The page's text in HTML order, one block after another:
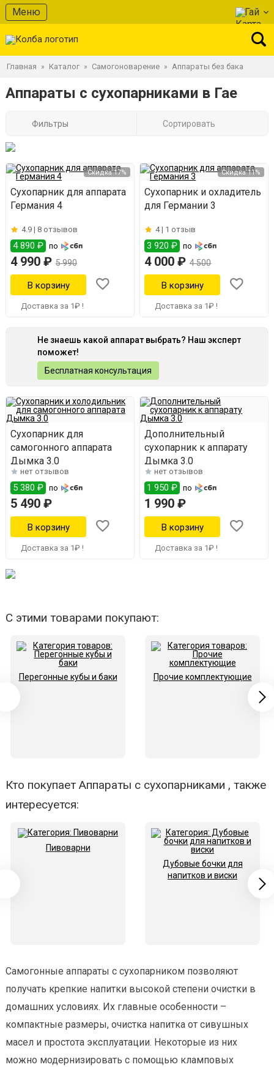
Меню Гай
Главная » Каталог » Самогоноварение » Аппараты без бака
Аппараты с сухопарниками в Гае
Фильтры Сортировать
Скидка 17%
Сухопарник для аппарата
Германия 4
4.9 | 8 отзывов
4 890 ₽ по
4 990 ₽ 5 990
Доставка за 1₽ !
Скидка 11%
Сухопарник и охладитель
для Германии 3
4 | 1 отзыв
3 920 ₽ по
4 000 ₽ 4 500
Доставка за 1₽ !
Не знаешь какой аппарат выбрать? Наш эксперт
поможет!
Бесплатная консультация
Сухопарник для
самогонного аппарата
Дымка 3.0
нет отзывов
5 380 ₽ по
5 490 ₽
Доставка за 1₽ !
Дополнительный
сухопарник к аппарату
Дымка 3.0
нет отзывов
1 950 ₽ по
1 990 ₽
Доставка за 1₽ !
С этими товарами покупают:
Перегонные кубы и баки Прочие комплектующие
Кто покупает Аппараты с сухопарниками , также
интересуется:
Пивоварни
Дубовые бочки для
напитков и виски
Самогонные аппараты с сухопарником позволяют
получать крепкие напитки высокой степени очистки в
домашних условиях. Их главные особенности –
компактные размеры, очистка напитка от сивушных
масел и простота эксплуатации. Некоторые из них
можно модернизировать с помощью кламповых